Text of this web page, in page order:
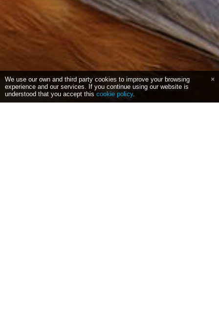
We use our own and third party cookies to improve your browsing
experience and our services. If you continue using our website is
understood that you accept this cookie policy.